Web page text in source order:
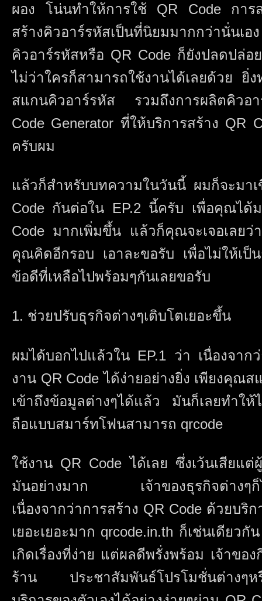
ผอง โน่นทำให้การใช้ QR Code การ
สร้างคิวอาร์รหัสเป็นที่นิยมมากกว่านั่นเอ
คิวอาร์รหัสหรือ QR Code ก็ยังปลดปล่อ
ไม่ว่าใครก็สามารถใช้งานได้เลยด้วย ยิ่
สแกนคิวอาร์รหัส รวมถึงการผลิตคิวอ
Code Generator ที่ให้บริการสร้าง QR
ครับผม
แล้วก็สำหรับบทความในวันนี้ ผมก็จะมา
Code กันต่อใน EP.2 นี้ครับ เพื่อคุณได้ม
Code มากเพิ่มขึ้น แล้วก็คุณจะเจอเลย
คุณคิดอีกรอบ เอาละขอรับ เพื่อไม่ให้เป็
ข้อดีที่เหลือไปพร้อมๆกันเลยขอรับ
1. ช่วยปรับธุรกิจต่างๆเติบโตเยอะขึ้น
ผมได้บอกไปแล้วใน EP.1 ว่า เนื่องจาก
งาน QR Code ได้ง่ายอย่างยิ่ง เพียงคุ
เข้าถึงข้อมูลต่างๆได้แล้ว มันก็เลยทำใ
ถือแบบสมาร์ทโฟนสามารถ qrcode
ใช้งาน QR Code ได้เลย ซึ่งเว้นเสียแต่
มันอย่างมาก เจ้าของธุรกิจต่างๆก็ไ
เนื่องจากว่าการสร้าง QR Code ด้วยบริ
เยอะเยอะมาก qrcode.in.th ก็เช่นเดียว
เกิดเรื่องที่ง่าย แต่ผลดีพรั่งพร้อม เจ้าขอ
ร้าน ประชาสัมพันธ์โปรโมชั่นต่างๆหรื